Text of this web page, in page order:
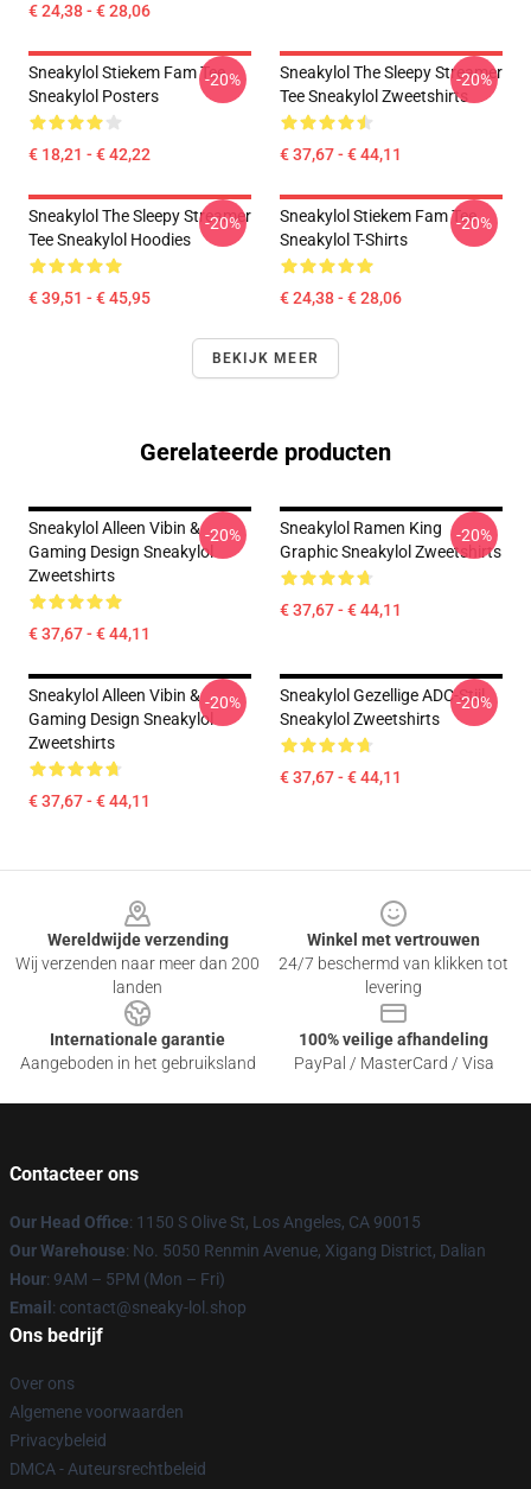
€ 24,38 - € 28,06
Sneakylol Stiekem Fam Tee
Sneakylol Posters
€ 18,21 - € 42,22
-20%
Sneakylol The Sleepy Streamer
Tee Sneakylol Zweetshirts
€ 37,67 - € 44,11
-20%
Sneakylol The Sleepy Streamer
Tee Sneakylol Hoodies
€ 39,51 - € 45,95
-20%
Sneakylol Stiekem Fam Tee
Sneakylol T-Shirts
€ 24,38 - € 28,06
-20%
BEKIJK MEER
Gerelateerde producten
Sneakylol Alleen Vibin &
Gaming Design Sneakylol
Zweetshirts
€ 37,67 - € 44,11
-20%
Sneakylol Ramen King
Graphic Sneakylol Zweetshirts
€ 37,67 - € 44,11
-20%
Sneakylol Alleen Vibin &
Gaming Design Sneakylol
Zweetshirts
€ 37,67 - € 44,11
-20%
Sneakylol Gezellige ADC-Stijl
Sneakylol Zweetshirts
€ 37,67 - € 44,11
-20%
Wereldwijde verzending
Wij verzenden naar meer dan 200
landen
Winkel met vertrouwen
24/7 beschermd van klikken tot
levering
Internationale garantie
Aangeboden in het gebruiksland
100% veilige afhandeling
PayPal / MasterCard / Visa
Contacteer ons
Our Head Office: 1150 S Olive St, Los Angeles, CA 90015
Our Warehouse: No. 5050 Renmin Avenue, Xigang District, Dalian
Hour: 9AM – 5PM (Mon – Fri)
Email : contact@sneaky-lol.shop
Ons bedrijf
Over ons
Algemene voorwaarden
Privacybeleid
DMCA - Auteursrechtbeleid